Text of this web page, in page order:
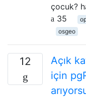
çocuk?
35
osgeo
12
Açık
için